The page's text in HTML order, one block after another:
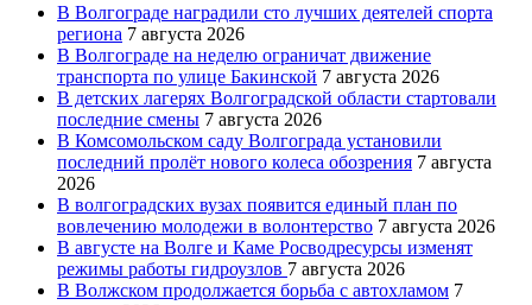
В Волгограде наградили сто лучших деятелей спорта
региона 7 августа 2026
В Волгограде на неделю ограничат движение
транспорта по улице Бакинской 7 августа 2026
В детских лагерях Волгоградской области стартовали
последние смены 7 августа 2026
В Комсомольском саду Волгограда установили
последний пролёт нового колеса обозрения 7 августа
2026
В волгоградских вузах появится единый план по
вовлечению молодежи в волонтерство 7 августа 2026
В августе на Волге и Каме Росводресурсы изменят
режимы работы гидроузлов 7 августа 2026
В Волжском продолжается борьба с автохламом 7